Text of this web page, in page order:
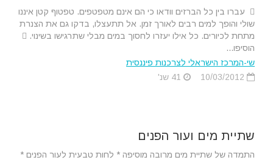
 עברו בין כל הברזים וודאו כי הם אינם מטפטפים. טפטוף קטן איננו
שולי והופך למים רבים לאורך זמן. אל תתעצלו, בדקו גם את הצנרת
הוסיפו...
שי-המרכז הישראלי לצרכנות פיננסית
שתיית מים ועור הפנים
התמדה של שתיית מים מרובה מוסיפה * לחות טבעית לעור הפנים *